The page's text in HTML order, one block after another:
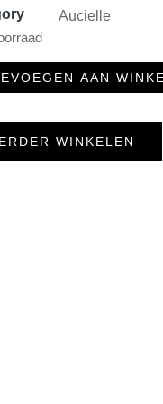
Aucielle
AAN
WINKELEN